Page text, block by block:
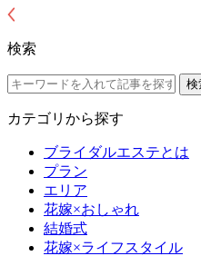
検索
カテゴリから探す
ブライダルエステとは
プラン
エリア
花嫁×おしゃれ
結婚式
花嫁×ライフスタイル